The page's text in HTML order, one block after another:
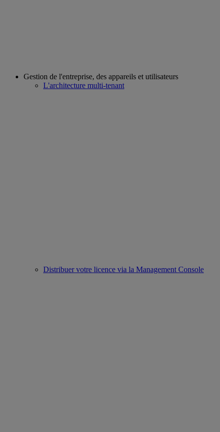
Gestion de l'entreprise, des appareils et utilisateurs
L'architecture multi-tenant
Distribuer votre licence via la Management Console